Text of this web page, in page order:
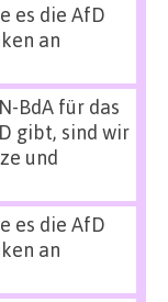
es die AfD
an
BdA für das
gibt, sind wir
und
es die AfD
an